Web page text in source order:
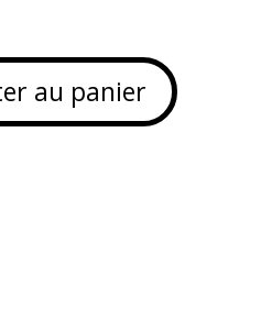
au panier